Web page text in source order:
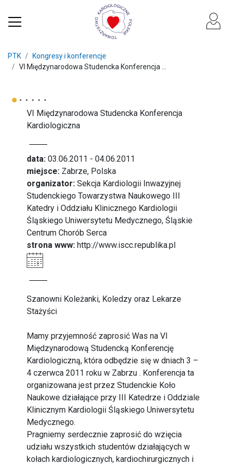
PTK
Kongresy i konferencje
VI Międzynarodowa Studencka Konferencja ...
VI Międzynarodowa Studencka Konferencja
Kardiologiczna
data: 03.06.2011 - 04.06.2011
miejsce: Zabrze, Polska
organizator: Sekcja Kardiologii Inwazyjnej
Studenckiego Towarzystwa Naukowego III
Katedry i Oddziału Klinicznego Kardiologii
Śląskiego Uniwersytetu Medycznego, Śląskie
Centrum Chorób Serca
strona www: http://www.iscc.republika.pl
Szanowni Koleżanki, Koledzy oraz Lekarze
Stażyści
Mamy przyjemność zaprosić Was na VI
Międzynarodową Studencką Konferencję
Kardiologiczną, która odbędzie się w dniach 3 –
4 czerwca 2011 roku w Zabrzu . Konferencja ta
organizowana jest przez Studenckie Koło
Naukowe działające przy III Katedrze i Oddziale
Klinicznym Kardiologii Śląskiego Uniwersytetu
Medycznego.
Pragniemy serdecznie zaprosić do wzięcia
udziału wszystkich studentów działających w
kołach kardiologicznych, kardiochirurgicznych i